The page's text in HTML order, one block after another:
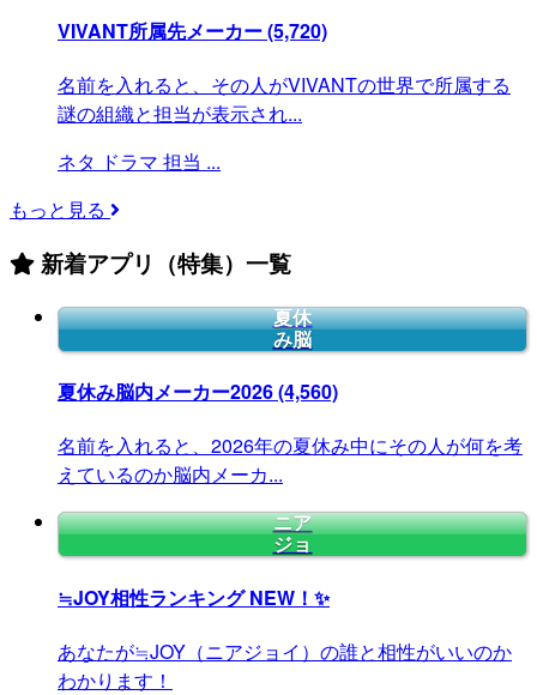
VIVANT所属先メーカー(5,720)
名前を入れると、その人がVIVANTの世界で所属する
謎の組織と担当が表示され...
ネタ ドラマ 担当 ...
もっと見る
新着アプリ（特集）一覧
夏休
み脳
夏休み脳内メーカー2026(4,560)
名前を入れると、2026年の夏休み中にその人が何を考
えているのか脳内メーカ...
ニア
ジョ
≒JOY相性ランキングNEW！✨
あなたが≒JOY（ニアジョイ）の誰と相性がいいのか
わかります！